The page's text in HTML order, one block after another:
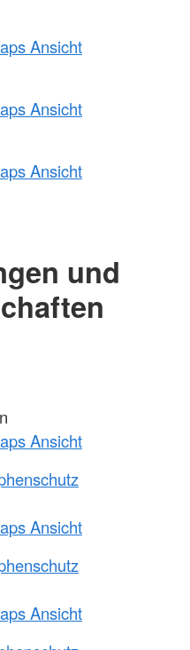
Ansicht
Ansicht
Ansicht
und
Ansicht
Ansicht
Ansicht